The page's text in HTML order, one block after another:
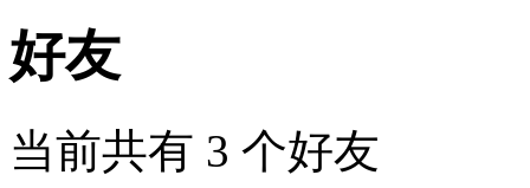
好友
当前共有 3 个好友